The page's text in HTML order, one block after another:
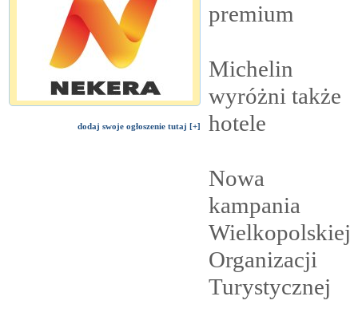
dodaj swoje ogłoszenie tutaj [+]
premium
Michelin
wyróżni także
hotele
Nowa
kampania
Wielkopolskiej
Organizacji
Turystycznej